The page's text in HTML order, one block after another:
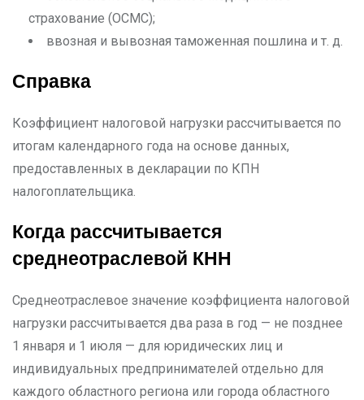
страхование (ОСМС);
ввозная и вывозная таможенная пошлина и т. д.
Справка
Коэффициент налоговой нагрузки рассчитывается по
итогам календарного года на основе данных,
предоставленных в декларации по КПН
налогоплательщика.
Когда рассчитывается
среднеотраслевой КНН
Среднеотраслевое значение коэффициента налоговой
нагрузки рассчитывается два раза в год — не позднее
1 января и 1 июля — для юридических лиц и
индивидуальных предпринимателей отдельно для
каждого областного региона или города областного